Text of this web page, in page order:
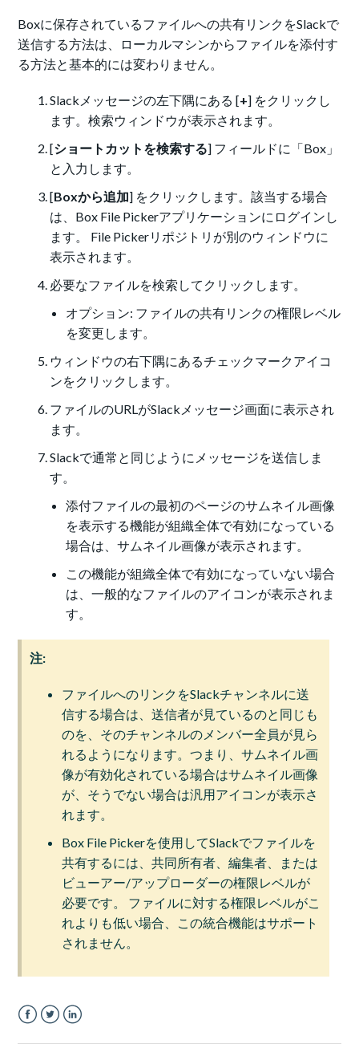
Boxに保存されているファイルへの共有リンクをSlackで
送信する方法は、ローカルマシンからファイルを添付す
る方法と基本的には変わりません。
Slackメッセージの左下隅にある [+] をクリックし
ます。検索ウィンドウが表示されます。
[ショートカットを検索する] フィールドに「Box」
と入力します。
[Boxから追加] をクリックします。該当する場合
は、Box File Pickerアプリケーションにログインし
ます。 File Pickerリポジトリが別のウィンドウに
表示されます。
必要なファイルを検索してクリックします。
オプション: ファイルの共有リンクの権限レベル
を変更します。
ウィンドウの右下隅にあるチェックマークアイコ
ンをクリックします。
ファイルのURLがSlackメッセージ画面に表示され
ます。
Slackで通常と同じようにメッセージを送信しま
す。
添付ファイルの最初のページのサムネイル画像
を表示する機能が組織全体で有効になっている
場合は、サムネイル画像が表示されます。
この機能が組織全体で有効になっていない場合
は、一般的なファイルのアイコンが表示されま
す。
注:
ファイルへのリンクをSlackチャンネルに送
信する場合は、送信者が見ているのと同じも
のを、そのチャンネルのメンバー全員が見ら
れるようになります。つまり、サムネイル画
像が有効化されている場合はサムネイル画像
が、そうでない場合は汎用アイコンが表示さ
れます。
Box File Pickerを使用してSlackでファイルを
共有するには、共同所有者、編集者、または
ビューアー/アップローダーの権限レベルが
必要です。 ファイルに対する権限レベルがこ
れよりも低い場合、この統合機能はサポート
されません。